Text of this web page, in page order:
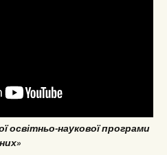
освітньо-наукової програми